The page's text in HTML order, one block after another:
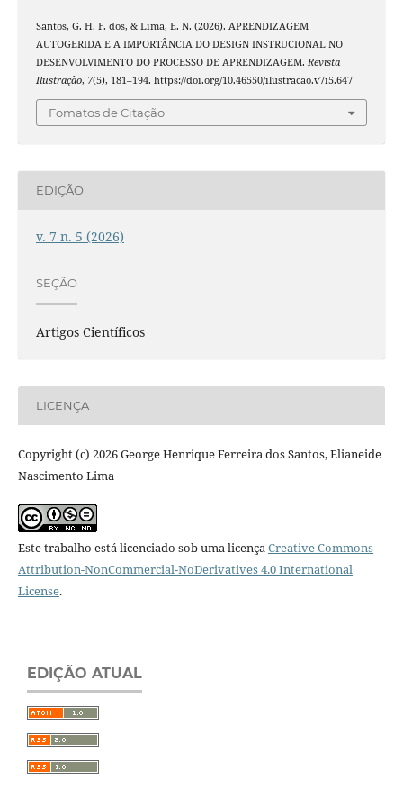
Santos, G. H. F. dos, & Lima, E. N. (2026). APRENDIZAGEM
AUTOGERIDA E A IMPORTÂNCIA DO DESIGN INSTRUCIONAL NO
DESENVOLVIMENTO DO PROCESSO DE APRENDIZAGEM. Revista
Ilustração, 7(5), 181–194. https://doi.org/10.46550/ilustracao.v7i5.647
Fomatos de Citação
EDIÇÃO
v. 7 n. 5 (2026)
SEÇÃO
Artigos Científicos
LICENÇA
Copyright (c) 2026 George Henrique Ferreira dos Santos, Elianeide
Nascimento Lima
Este trabalho está licenciado sob uma licençaCreative Commons
Attribution-NonCommercial-NoDerivatives 4.0 International
License.
EDIÇÃO ATUAL